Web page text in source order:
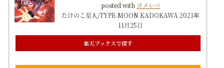
posted with ヨメレバ
たけのこ星人/TYPE-MOON KADOKAWA 2021年
11月25日
楽天ブックスで探す